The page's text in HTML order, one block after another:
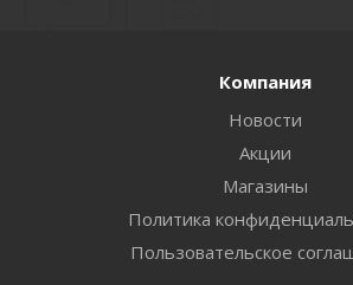
Компания
Новости
Акции
Магазины
Политика
Пользовательское